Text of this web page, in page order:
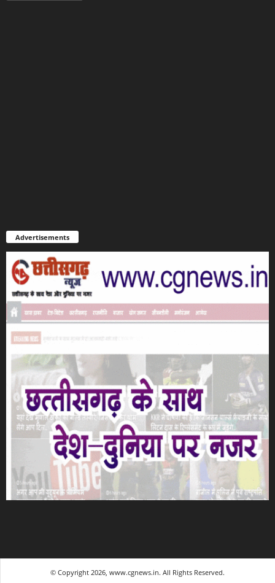
Advertisements
© Copyright 2026, www.cgnews.in. All Rights Reserved.